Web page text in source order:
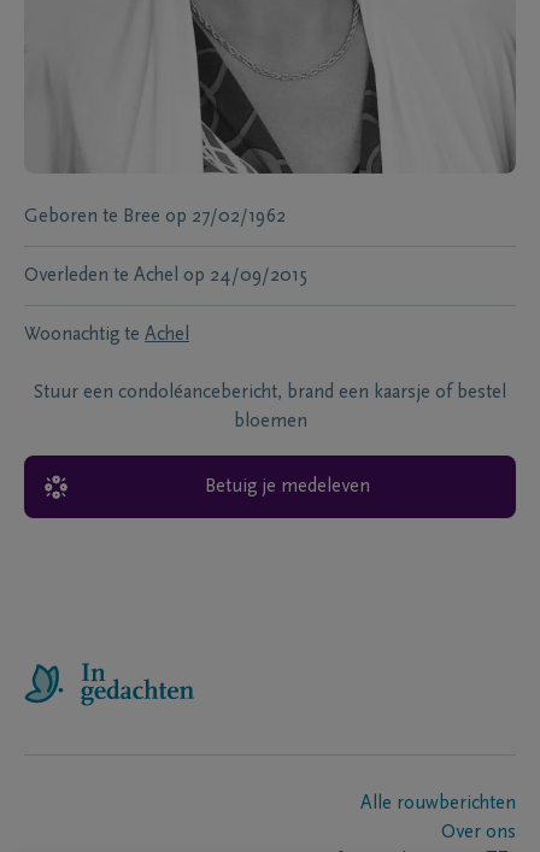
Geboren te Bree op 27/02/1962
Overleden te Achel op 24/09/2015
Woonachtig te Achel
Stuur een condoléancebericht, brand een kaarsje of bestel
bloemen
Betuig je medeleven
Alle rouwberichten
Over ons